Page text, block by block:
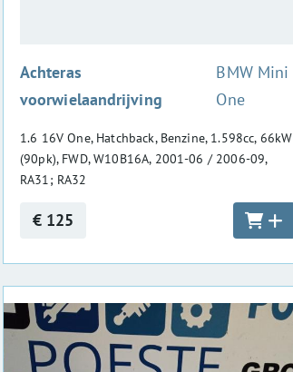
Achteras
voorwielaandrijving
:BMW Mini
One
1.6 16V One, Hatchback, Benzine, 1.598cc, 66kW
(90pk), FWD, W10B16A, 2001-06 / 2006-09,
RA31; RA32
€ 125